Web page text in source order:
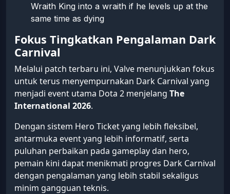
Wraith King into a wraith if he levels up at the
same time as dying
Fokus Tingkatkan Pengalaman Dark
Carnival
Melalui patch terbaru ini, Valve menunjukkan fokus
untuk terus menyempurnakan Dark Carnival yang
menjadi event utama Dota 2 menjelang The
International 2026.
Dengan sistem Hero Ticket yang lebih fleksibel,
antarmuka event yang lebih informatif, serta
puluhan perbaikan pada gameplay dan hero,
pemain kini dapat menikmati progres Dark Carnival
dengan pengalaman yang lebih stabil sekaligus
minim gangguan teknis.